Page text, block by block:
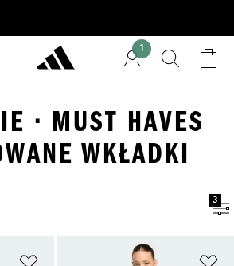
1
· MUST HAVES
WKŁADKI
3
Dodaj do listy życzeń